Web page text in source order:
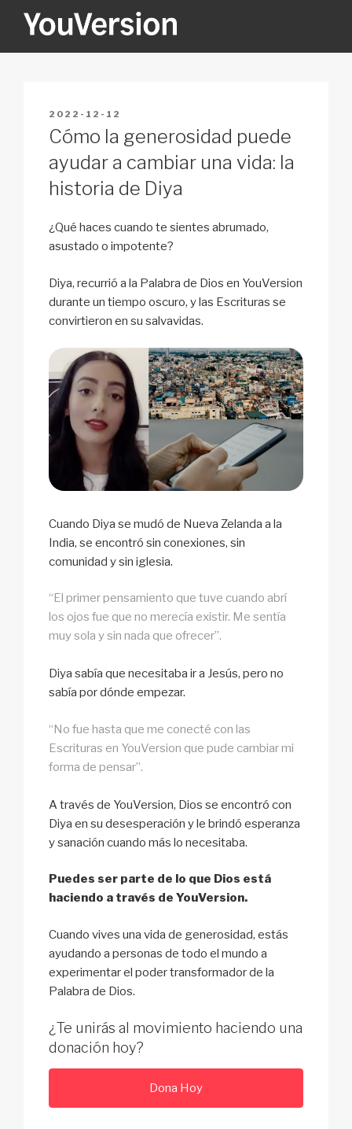
YOUVERSION
POSTED
ON
2022-12-12
Cómo la generosidad puede
ayudar a cambiar una vida: la
historia de Diya
¿Qué haces cuando te sientes abrumado,
asustado o impotente?
Diya, recurrió a la Palabra de Dios en YouVersion
durante un tiempo oscuro, y las Escrituras se
convirtieron en su salvavidas.
Cuando Diya se mudó de Nueva Zelanda a la
India, se encontró sin conexiones, sin
comunidad y sin iglesia.
“El primer pensamiento que tuve cuando abrí
los ojos fue que no merecía existir. Me sentía
muy sola y sin nada que ofrecer”.
Diya sabía que necesitaba ir a Jesús, pero no
sabía por dónde empezar.
“No fue hasta que me conecté con las
Escrituras en YouVersion que pude cambiar mi
forma de pensar”.
A través de YouVersion, Dios se encontró con
Diya en su desesperación y le brindó esperanza
y sanación cuando más lo necesitaba.
Puedes ser parte de lo que Dios está
haciendo a través de YouVersion.
Cuando vives una vida de generosidad, estás
ayudando a personas de todo el mundo a
experimentar el poder transformador de la
Palabra de Dios.
¿Te unirás al movimiento haciendo una
donación hoy?
Dona Hoy